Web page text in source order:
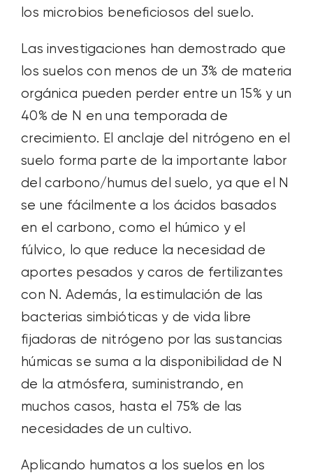
los microbios beneficiosos del suelo.
Las investigaciones han demostrado que
los suelos con menos de un 3% de materia
orgánica pueden perder entre un 15% y un
40% de N en una temporada de
crecimiento. El anclaje del nitrógeno en el
suelo forma parte de la importante labor
del carbono/humus del suelo, ya que el N
se une fácilmente a los ácidos basados
en el carbono, como el húmico y el
fúlvico, lo que reduce la necesidad de
aportes pesados y caros de fertilizantes
con N. Además, la estimulación de las
bacterias simbióticas y de vida libre
fijadoras de nitrógeno por las sustancias
húmicas se suma a la disponibilidad de N
de la atmósfera, suministrando, en
muchos casos, hasta el 75% de las
necesidades de un cultivo.
Aplicando humatos a los suelos en los